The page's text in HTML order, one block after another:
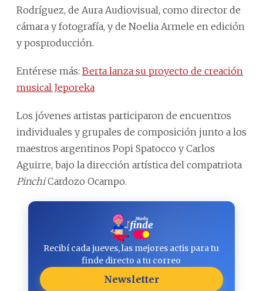
Rodríguez, de Aura Audiovisual, como director de
cámara y fotografía, y de Noelia Armele en edición
y posproducción.
Entérese más: Berta lanza su proyecto de creación
musical Jeporeka
Los jóvenes artistas participaron de encuentros
individuales y grupales de composición junto a los
maestros argentinos Popi Spatocco y Carlos
Aguirre, bajo la dirección artística del compatriota
PinchiCardozo Ocampo.
Recibí cada jueves, las mejores actis para tu
finde directo a tu correo
Newsletter